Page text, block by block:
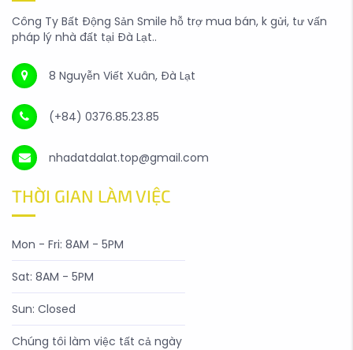
Công Ty Bất Động Sản Smile hỗ trợ mua bán, k gửi, tư vấn
pháp lý nhà đất tại Đà Lạt..
8 Nguyễn Viết Xuân, Đà Lạt
(+84) 0376.85.23.85
nhadatdalat.top@gmail.com
THỜI GIAN LÀM VIỆC
Mon - Fri: 8AM - 5PM
Sat: 8AM - 5PM
Sun: Closed
Chúng tôi làm việc tất cả ngày